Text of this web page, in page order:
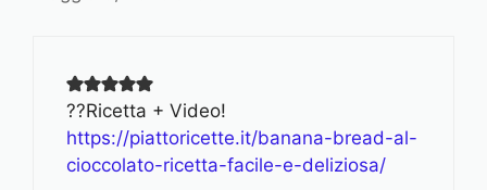
??Ricetta + Video!
https://piattoricette.it/banana-bread-al-
cioccolato-ricetta-facile-e-deliziosa/